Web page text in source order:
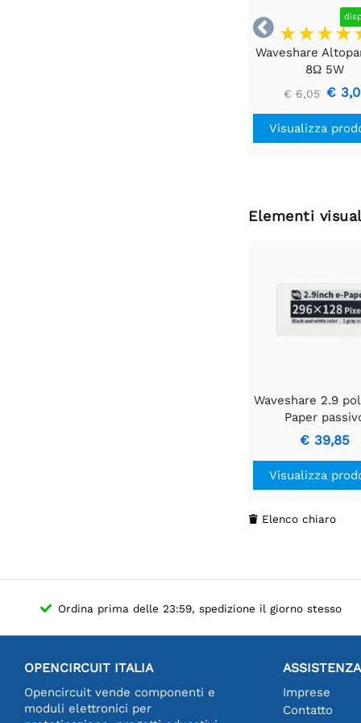

Waveshare
8Ω 5W
€ 6,05 €
Visualizza
Elementi
Waveshare 2.9
Paper
alimentato a
batteria
€ 39,85
Visualizza
 Elenco chiaro
Ordina prima delle 23:59, spedizione il giorno stesso
OPENCIRCUIT ITALIA
Opencircuit vende componenti e
moduli elettronici per
Imprese
Contatto